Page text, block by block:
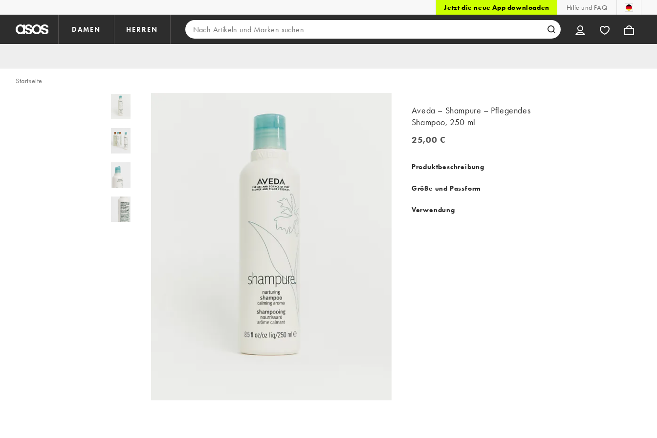
Jetzt die neue App downloaden Hilfe und FAQ
DAMEN HERREN
Startseite
Aveda – Shampure – Pflegendes
Shampoo, 250 ml
25,00 €
25,00 €
Produktbeschreibung
Größe und Passform
Verwendung